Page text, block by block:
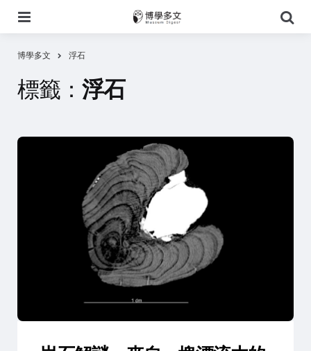
尋
博學多文 浮石
標籤： 浮石